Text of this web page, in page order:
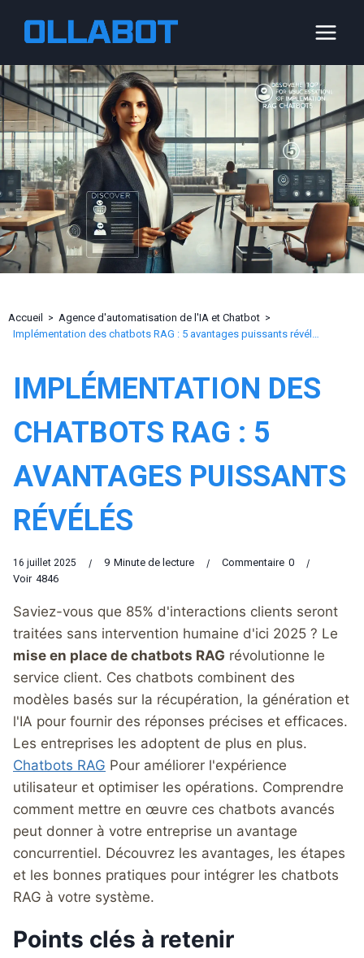
Accueil
Agence d'automatisation de l'IA et Chatbot
Implémentation des chatbots RAG : 5 avantages puissants révélés
IMPLÉMENTATION DES
CHATBOTS RAG : 5
AVANTAGES PUISSANTS
RÉVÉLÉS
16 juillet 2025 9 Minute de lecture 0
Commentaire
4846
Voir
Saviez-vous que 85% d'interactions clients seront
traitées sans intervention humaine d'ici 2025 ? Le
mise en place de chatbots RAG révolutionne le
service client. Ces chatbots combinent des
modèles basés sur la récupération, la génération et
l'IA pour fournir des réponses précises et efficaces.
Les entreprises les adoptent de plus en plus.
Chatbots RAG Pour améliorer l'expérience
utilisateur et optimiser les opérations. Comprendre
comment mettre en œuvre ces chatbots avancés
peut donner à votre entreprise un avantage
concurrentiel. Découvrez les avantages, les étapes
et les bonnes pratiques pour intégrer les chatbots
RAG à votre système.
Points clés à retenir